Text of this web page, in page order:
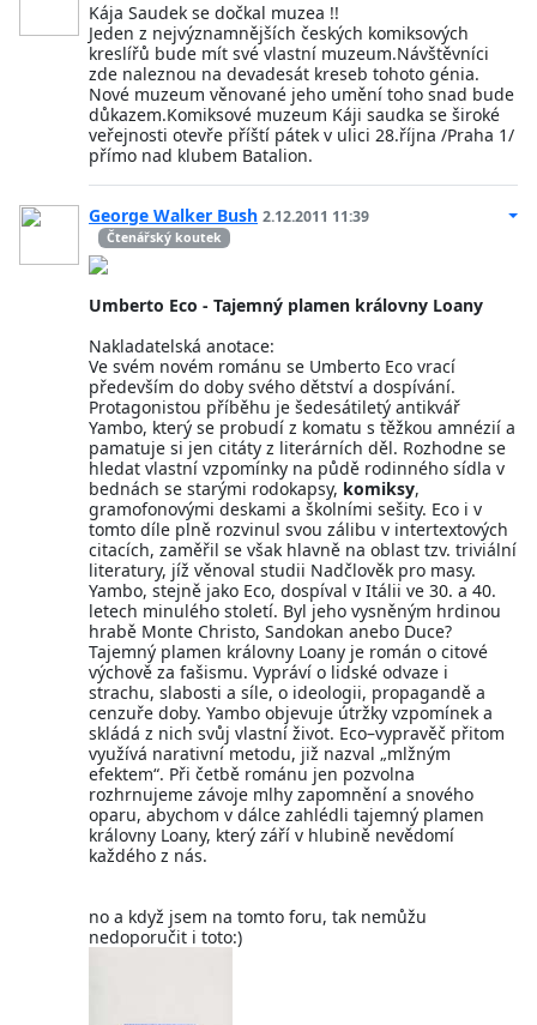
Kája Saudek se dočkal muzea !!
Jeden z nejvýznamnějších českých komiksových
kreslířů bude mít své vlastní muzeum.Návštěvníci
zde naleznou na devadesát kreseb tohoto génia.
Nové muzeum věnované jeho umění toho snad bude
důkazem.Komiksové muzeum Káji saudka se široké
veřejnosti otevře příští pátek v ulici 28.října /Praha 1/
přímo nad klubem Batalion.
George Walker Bush 2.12.2011 11:39
Čtenářský koutek
Umberto Eco - Tajemný plamen královny Loany
Nakladatelská anotace:
Ve svém novém románu se Umberto Eco vrací
především do doby svého dětství a dospívání.
Protagonistou příběhu je šedesátiletý antikvář
Yambo, který se probudí z komatu s těžkou amnézií a
pamatuje si jen citáty z literárních děl. Rozhodne se
hledat vlastní vzpomínky na půdě rodinného sídla v
bednách se starými rodokapsy, komiksy,
gramofonovými deskami a školními sešity. Eco i v
tomto díle plně rozvinul svou zálibu v intertextových
citacích, zaměřil se však hlavně na oblast tzv. triviální
literatury, jíž věnoval studii Nadčlověk pro masy.
Yambo, stejně jako Eco, dospíval v Itálii ve 30. a 40.
letech minulého století. Byl jeho vysněným hrdinou
hrabě Monte Christo, Sandokan anebo Duce?
Tajemný plamen královny Loany je román o citové
výchově za fašismu. Vypráví o lidské odvaze i
strachu, slabosti a síle, o ideologii, propagandě a
cenzuře doby. Yambo objevuje útržky vzpomínek a
skládá z nich svůj vlastní život. Eco–vypravěč přitom
využívá narativní metodu, již nazval „mlžným
efektem“. Při četbě románu jen pozvolna
rozhrnujeme závoje mlhy zapomnění a snového
oparu, abychom v dálce zahlédli tajemný plamen
královny Loany, který září v hlubině nevědomí
každého z nás.
no a když jsem na tomto foru, tak nemůžu
nedoporučit i toto:)